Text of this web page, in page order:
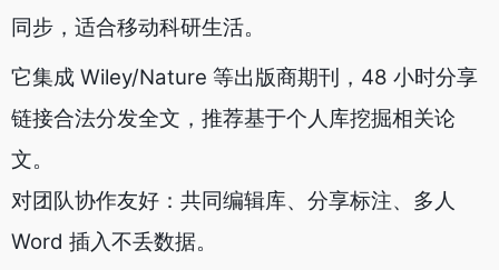
同步，适合移动科研生活。
它集成 Wiley/Nature 等出版商期刊，48 小时分享
链接合法分发全文，推荐基于个人库挖掘相关论
文。
对团队协作友好：共同编辑库、分享标注、多人
Word 插入不丢数据。